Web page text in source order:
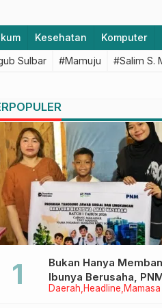
Kesehatan Komputer
Sulbar #Mamuju #Salim S.
Daerah Headline Mamasa
Bukan Hanya
Ibunya Berusaha,
Juga Menjaga Mimpi